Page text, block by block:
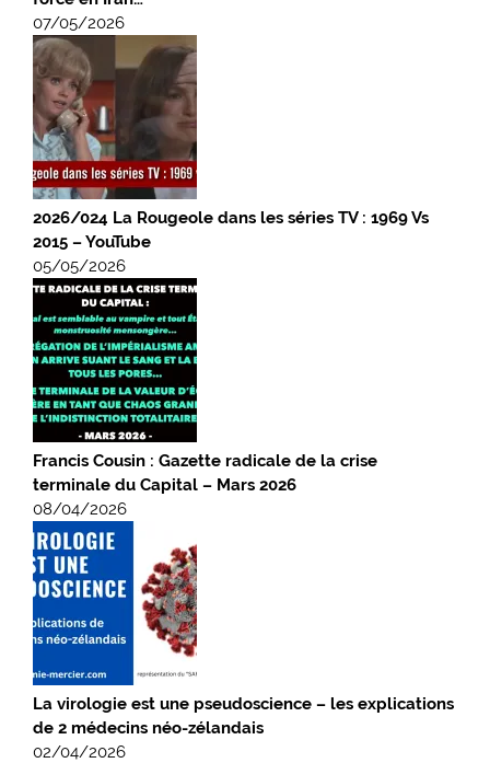
07/05/2026
2026/024 La Rougeole dans les séries TV : 1969 Vs
2015 – YouTube
05/05/2026
Francis Cousin : Gazette radicale de la crise
terminale du Capital – Mars 2026
08/04/2026
La virologie est une pseudoscience – les explications
de 2 médecins néo-zélandais
02/04/2026